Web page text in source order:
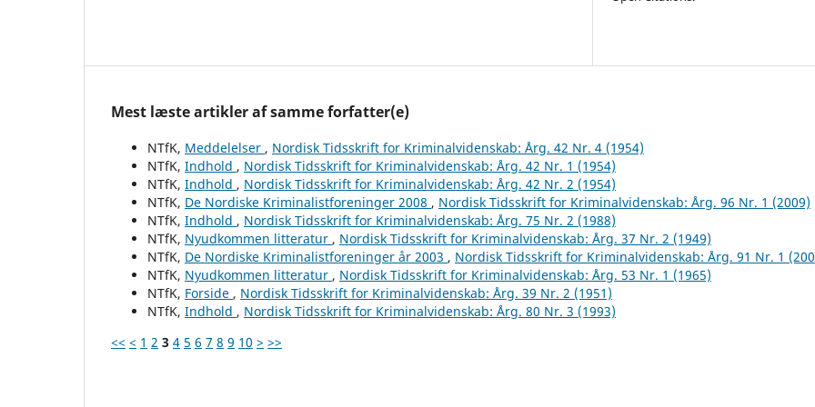
Mest læste artikler af samme forfatter(e)
NTfK, Meddelelser , Nordisk Tidsskrift for Kriminalvidenskab: Årg. 42 Nr. 4 (1954)
NTfK, Indhold , Nordisk Tidsskrift for Kriminalvidenskab: Årg. 42 Nr. 1 (1954)
NTfK, Indhold , Nordisk Tidsskrift for Kriminalvidenskab: Årg. 42 Nr. 2 (1954)
NTfK, De Nordiske Kriminalistforeninger 2008 , Nordisk Tidsskrift for Kriminalvidenskab: Årg. 96 Nr. 1 (2009)
NTfK, Indhold , Nordisk Tidsskrift for Kriminalvidenskab: Årg. 75 Nr. 2 (1988)
NTfK, Nyudkommen litteratur , Nordisk Tidsskrift for Kriminalvidenskab: Årg. 37 Nr. 2 (1949)
NTfK, De Nordiske Kriminalistforeninger år 2003 , Nordisk Tidsskrift for Kriminalvidenskab: Årg. 91 Nr. 1
NTfK, Nyudkommen litteratur , Nordisk Tidsskrift for Kriminalvidenskab: Årg. 53 Nr. 1 (1965)
NTfK, Forside , Nordisk Tidsskrift for Kriminalvidenskab: Årg. 39 Nr. 2 (1951)
NTfK, Indhold , Nordisk Tidsskrift for Kriminalvidenskab: Årg. 80 Nr. 3 (1993)
<< < 1 2 3 4 5 6 7 8 9 10 > >>